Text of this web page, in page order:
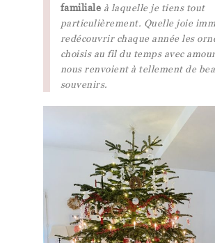
familiale à laquelle je tiens tout
particulièrement. Quelle joie
redécouvrir chaque année les
choisis au fil du temps avec
nous renvoient à tellement de
souvenirs.